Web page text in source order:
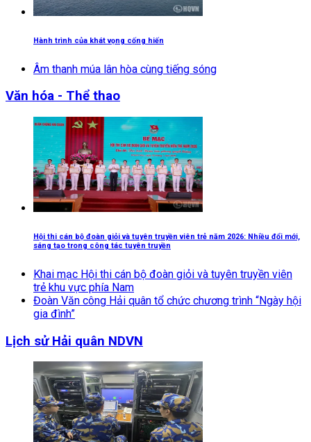
Hành trình của khát vọng cống hiến
Âm thanh múa lân hòa cùng tiếng sóng
Văn hóa - Thể thao
Hội thi cán bộ đoàn giỏi và tuyên truyền viên trẻ năm 2026: Nhiều đổi mới,
sáng tạo trong công tác tuyên truyền
Khai mạc Hội thi cán bộ đoàn giỏi và tuyên truyền viên
trẻ khu vực phía Nam
Đoàn Văn công Hải quân tổ chức chương trình “Ngày hội
gia đình”
Lịch sử Hải quân NDVN